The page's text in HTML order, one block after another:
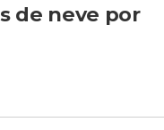
de neve por